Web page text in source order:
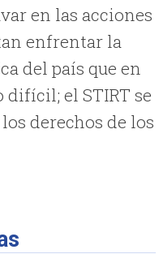
en las acciones
enfrentar la
del país que en
difícil; el STIRT se
derechos de los